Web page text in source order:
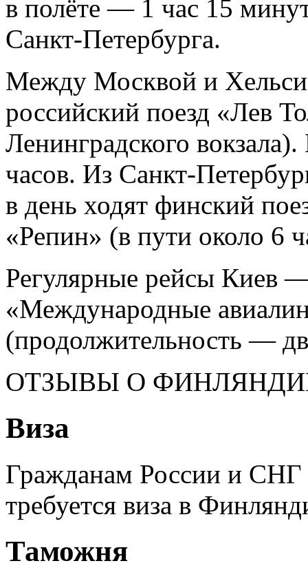
в полёте — 1 час 15
Санкт-Петербурга.
Между Москвой и
российский поезд «Лев
Ленинградского
часов. Из Санкт-
в день ходят финский
«Репин» (в пути около 6
Регулярные рейсы Киев
«Международные
(продолжительность —
ОТЗЫВЫ О
Виза
Гражданам России и СНГ
требуется виза в
Таможня